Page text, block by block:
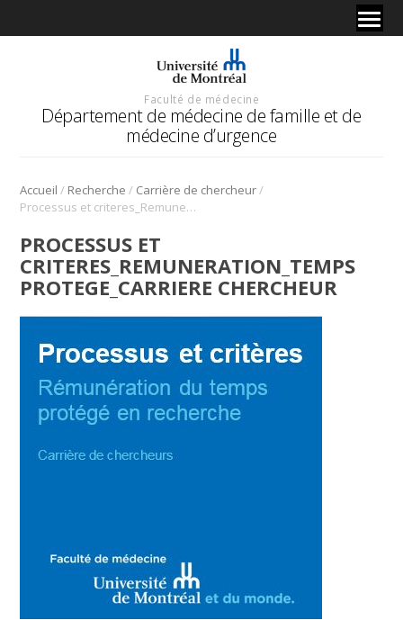
Faculté de médecine
Département de médecine de famille et de
médecine d’urgence
Accueil / Recherche / Carrière de chercheur/
Processus et criteres_Remuneration_Temps protege_Carriere chercheur
PROCESSUS ET
CRITERES_REMUNERATION_TEMPS
PROTEGE_CARRIERE CHERCHEUR